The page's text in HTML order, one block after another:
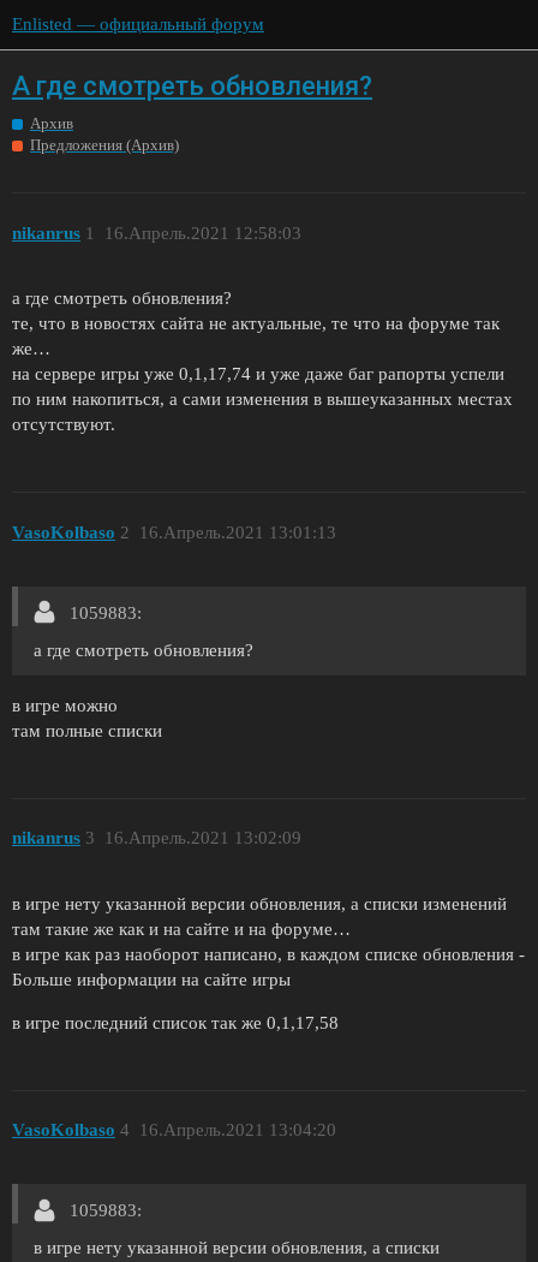
Enlisted — официальный форум
А где смотреть обновления?
Архив
Предложения (Архив)
nikanrus 16.Апрель.2021 12:58:03
1
а где смотреть обновления?
те, что в новостях сайта не актуальные, те что на форуме так
же…
на сервере игры уже 0,1,17,74 и уже даже баг рапорты успели
по ним накопиться, а сами изменения в вышеуказанных местах
отсутствуют.
VasoKolbaso 16.Апрель.2021 13:01:13
2
1059883:
а где смотреть обновления?
в игре можно
там полные списки
nikanrus 16.Апрель.2021 13:02:09
3
в игре нету указанной версии обновления, а списки изменений
там такие же как и на сайте и на форуме…
в игре как раз наоборот написано, в каждом списке обновления -
Больше информации на сайте игры
в игре последний список так же 0,1,17,58
VasoKolbaso 16.Апрель.2021 13:04:20
4
1059883:
в игре нету указанной версии обновления, а списки